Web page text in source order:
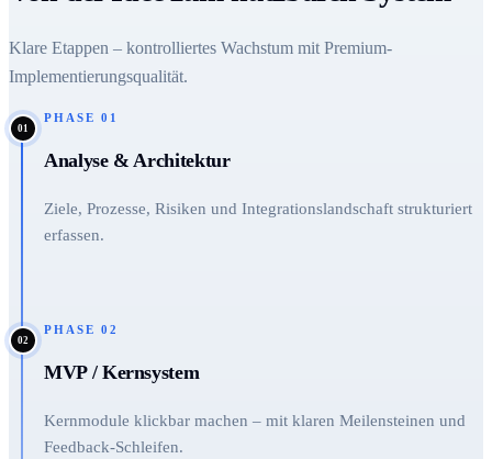
Klare Etappen – kontrolliertes Wachstum mit Premium-
Implementierungsqualität.
01
PHASE 01
Analyse & Architektur
Ziele, Prozesse, Risiken und Integrationslandschaft strukturiert
erfassen.
02
PHASE 02
MVP / Kernsystem
Kernmodule klickbar machen – mit klaren Meilensteinen und
Feedback-Schleifen.